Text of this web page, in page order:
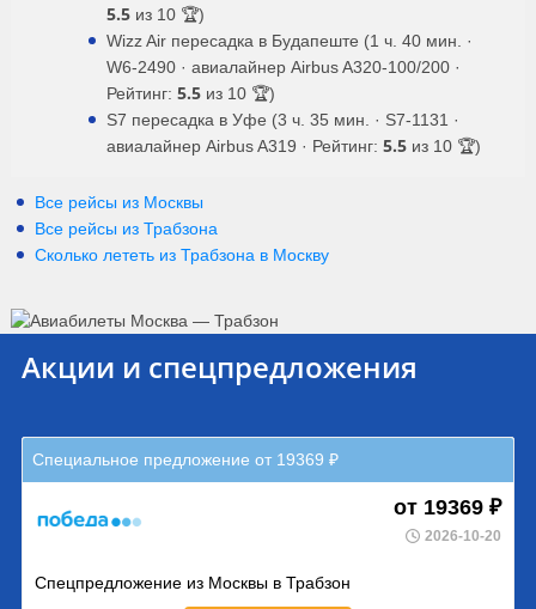
5.5 из 10 🏆)
Wizz Air пересадка в Будапеште (1 ч. 40 мин. ·
W6-2490 · авиалайнер Airbus A320-100/200 ·
Рейтинг: 5.5 из 10 🏆)
S7 пересадка в Уфе (3 ч. 35 мин. · S7-1131 ·
авиалайнер Airbus A319 · Рейтинг: 5.5 из 10 🏆)
Все рейсы из Москвы
Все рейсы из Трабзона
Сколько лететь из Трабзона в Москву
Акции и спецпредложения
Специальное предложение от 19369 ₽
от 19369 ₽
2026-10-20
Спецпредложение из Москвы в Трабзон